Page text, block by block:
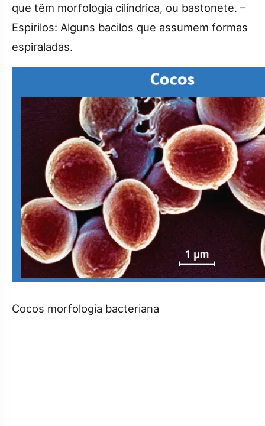
que têm morfologia cilı́ndrica, ou bastonete. –
Espirilos: Alguns bacilos que assumem formas
espiraladas.
Cocos morfologia bacteriana